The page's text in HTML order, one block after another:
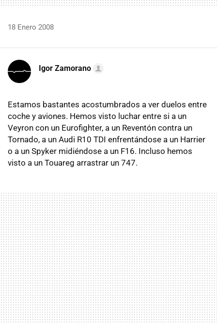
18 Enero 2008
Igor Zamorano
Estamos bastantes acostumbrados a ver duelos entre
coche y aviones. Hemos visto luchar entre si a un
Veyron con un Eurofighter, a un Reventón contra un
Tornado, a un Audi R10 TDI enfrentándose a un Harrier
o a un Spyker midiéndose a un F16. Incluso hemos
visto a un Touareg arrastrar un 747.